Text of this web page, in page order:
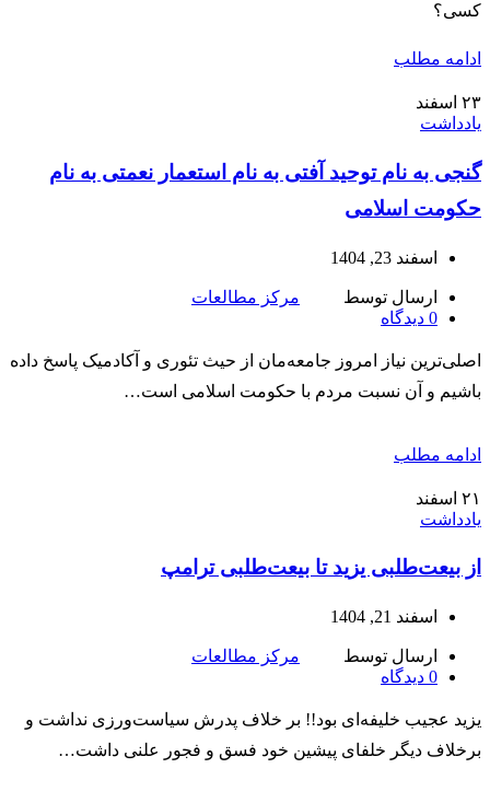
کسی؟
ادامه مطلب
۲۳ اسفند
یادداشت
گنجی به نام توحید آفتی به نام استعمار نعمتی به نام
حکومت اسلامی
اسفند 23, 1404
ارسال توسط
مرکز مطالعات
0 دیدگاه
اصلی‌ترین نیاز امروز جامعه‌مان از حیث تئوری و آکادمیک پاسخ داده
باشیم و آن نسبت مردم با حکومت اسلامی است…
ادامه مطلب
۲۱ اسفند
یادداشت
از بیعت‌طلبی یزید تا بیعت‌طلبی ترامپ
اسفند 21, 1404
ارسال توسط
مرکز مطالعات
0 دیدگاه
یزید عجیب خلیفه‌ای بود!! بر خلاف پدرش سیاست‌ورزی نداشت و
برخلاف دیگر خلفای پیشین خود فسق و فجور علنی داشت…